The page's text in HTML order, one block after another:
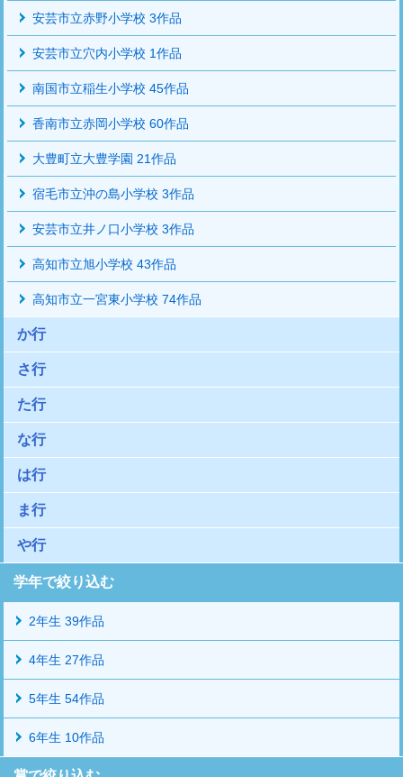
安芸市立赤野小学校 3作品
安芸市立穴内小学校 1作品
南国市立稲生小学校 45作品
香南市立赤岡小学校 60作品
大豊町立大豊学園 21作品
宿毛市立沖の島小学校 3作品
安芸市立井ノ口小学校 3作品
高知市立旭小学校 43作品
高知市立一宮東小学校 74作品
か行
さ行
た行
な行
は行
ま行
や行
学年で絞り込む
2年生 39作品
4年生 27作品
5年生 54作品
6年生 10作品